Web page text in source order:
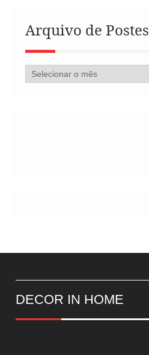
Arquivo de Postes
Arquivo
de
DECOR IN HOME